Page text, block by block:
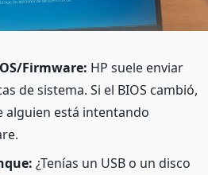
Firmware: HP suele enviar
de sistema. Si el BIOS cambió,
alguien está intentando
¿Tenías un USB o un disco